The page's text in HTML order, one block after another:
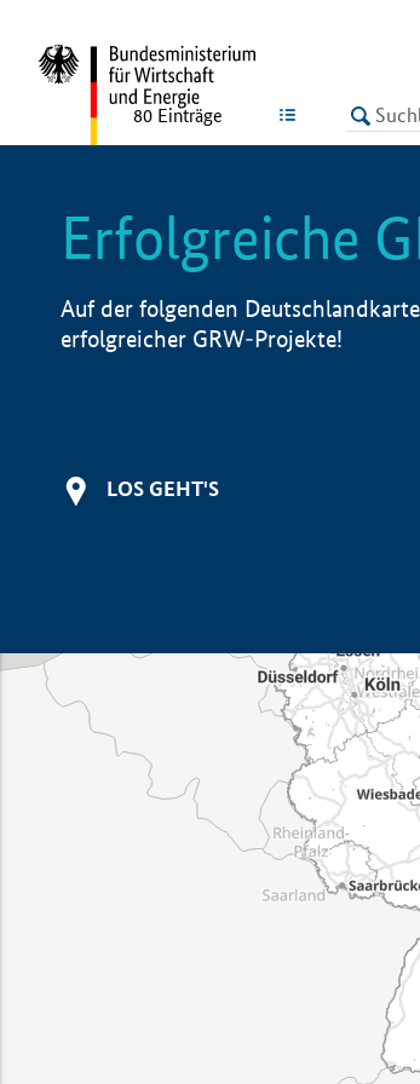
LISTE
80 Einträge
Erfolgreiche
Auf der folgenden
erfolgreicher GRW-Projekte!
LOS GEHT'S